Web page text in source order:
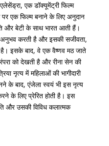
एक डॉक्यूमेंट्री फिल्म
पर एक फिल्म बनाने के लिए अनुदान
और बेटी के साथ भारत आती हैं।
करती है और इसकी सजीवता,
इसके बाद, वे एक वैष्णव मठ जाते
को देखती है और रीना सेन की
नृत्य में महिलाओं की भागीदारी
के बाद, एंजेला स्वयं भी इस नृत्य
के लिए प्रेरित होती है। इस
और उसकी विविध कलात्मक